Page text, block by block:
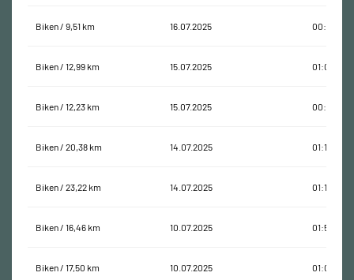
Biken / 9,51 km 16.07.2025 00:26:14
Biken / 12,99 km 15.07.2025 01:03:24
Biken / 12,23 km 15.07.2025 00:38:48
Biken / 20,38 km 14.07.2025 01:18:59
Biken / 23,22 km 14.07.2025 01:11:13
Biken / 16,46 km 10.07.2025 01:58:17
Biken / 17,50 km 10.07.2025 01:08:27